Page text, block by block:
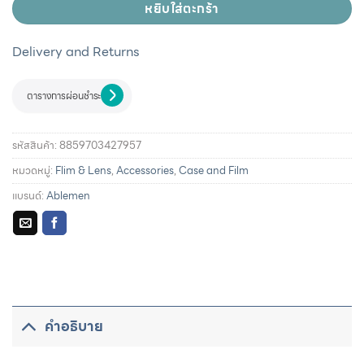
หยิบใส่ตะกร้า
Delivery and Returns
ตารางการผ่อนชำระ
รหัสสินค้า:8859703427957
หมวดหมู่: Flim & Lens,Accessories,Case and Film
แบรนด์:Ablemen
คำอธิบาย